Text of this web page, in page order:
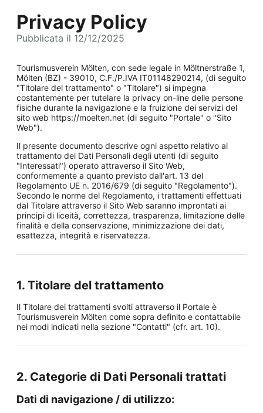
Privacy Policy
Pubblicata il 12/12/2025
Tourismusverein Mölten, con sede legale in Möltnerstraße 1,
Mölten (BZ) - 39010, C.F./P.IVA IT01148290214, (di seguito
"Titolare del trattamento" o "Titolare") si impegna
costantemente per tutelare la privacy on-line delle persone
fisiche durante la navigazione e la fruizione dei servizi del
sito web https://moelten.net (di seguito "Portale" o "Sito
Web").
Il presente documento descrive ogni aspetto relativo al
trattamento dei Dati Personali degli utenti (di seguito
"Interessati") operato attraverso il Sito Web,
conformemente a quanto previsto dall'art. 13 del
Regolamento UE n. 2016/679 (di seguito "Regolamento").
Secondo le norme del Regolamento, i trattamenti effettuati
dal Titolare attraverso il Sito Web saranno improntati ai
principi di liceità, correttezza, trasparenza, limitazione delle
finalità e della conservazione, minimizzazione dei dati,
esattezza, integrità e riservatezza.
1. Titolare del trattamento
Il Titolare dei trattamenti svolti attraverso il Portale è
Tourismusverein Mölten come sopra definito e contattabile
nei modi indicati nella sezione "Contatti" (cfr. art. 10).
2. Categorie di Dati Personali trattati
Dati di navigazione / di utilizzo: